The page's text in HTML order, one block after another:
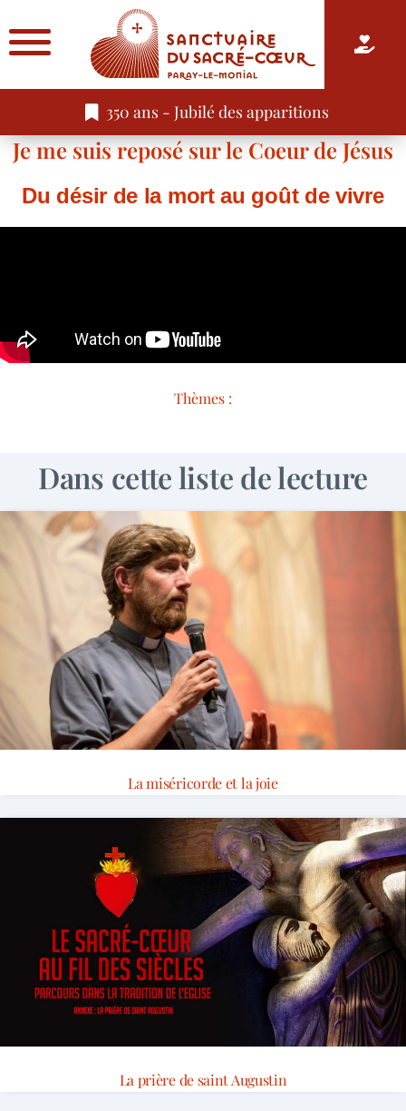
350 ans - Jubilé des apparitions
Je me suis reposé sur le Coeur de Jésus
Du désir de la mort au goût de vivre
Thèmes :
Dans cette liste de lecture
La miséricorde et la joie
La prière de saint Augustin